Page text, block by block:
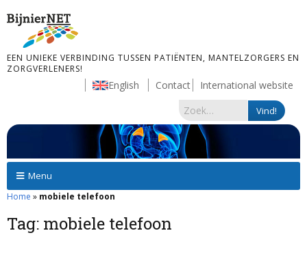
EEN UNIEKE VERBINDING TUSSEN PATIËNTEN, MANTELZORGERS EN
ZORGVERLENERS!
English Contact International website
Menu
Home » mobiele telefoon
Tag: mobiele telefoon